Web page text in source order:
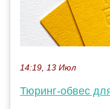
14:19, 13 Июл
Тюринг-обвес